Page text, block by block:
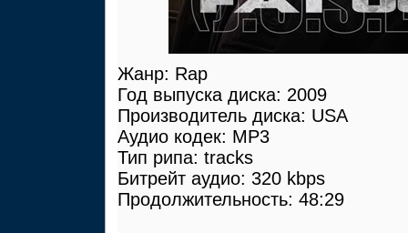
Жанр: Rap
Год выпуска диска: 2009
Производитель диска: USA
Аудио кодек: MP3
Тип рипа: tracks
Битрейт аудио: 320 kbps
Продолжительность: 48:29